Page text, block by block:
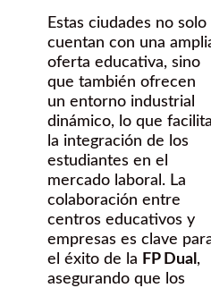
Estas ciudades no solo
cuentan con una
oferta educativa, sino
que también ofrecen
un entorno industrial
dinámico, lo que facilita
la integración de los
estudiantes en el
mercado laboral. La
colaboración entre
centros educativos y
empresas es clave
el éxito de la FP Dual ,
asegurando que los